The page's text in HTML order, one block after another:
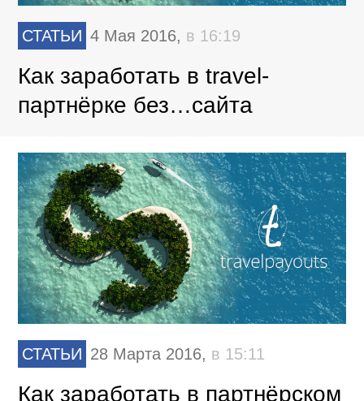
СТАТЬИ 4 Мая 2016, в 16:19
Как заработать в travel-
партнёрке без…сайта
СТАТЬИ 28 Марта 2016, в 15:11
Как заработать в партнёрском